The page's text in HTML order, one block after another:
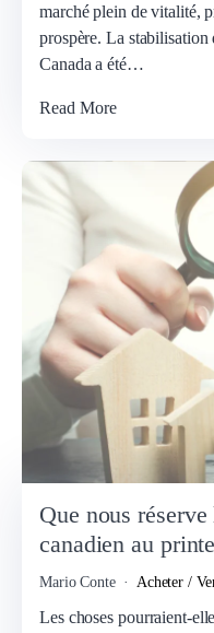
marché plein de vitalité,
prospère. La
Canada a été…
Read More
Que nous
canadien au
Mario Conte Acheter /
Les choses pourraient-